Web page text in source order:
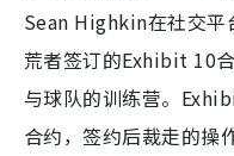
Sean Highkin在社交平
荒者签订的Exhibit 10
与球队的训练营。
合约，签约后裁走的操